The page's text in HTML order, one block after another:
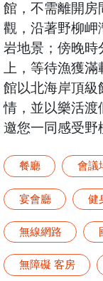
館，不需離開房
觀，沿著野柳岬
岩地景；傍晚時
上，等待漁獲
館以北海岸頂級
情，並以樂活渡
邀您一同感受野
餐廳 會議
宴會廳 健
無線網路
無障礙 客房